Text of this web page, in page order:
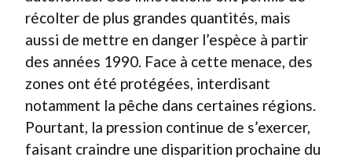
récolter de plus grandes quantités, mais
aussi de mettre en danger l’espèce à partir
des années 1990. Face à cette menace, des
zones ont été protégées, interdisant
notamment la pêche dans certaines régions.
Pourtant, la pression continue de s’exercer,
faisant craindre une disparition prochaine du